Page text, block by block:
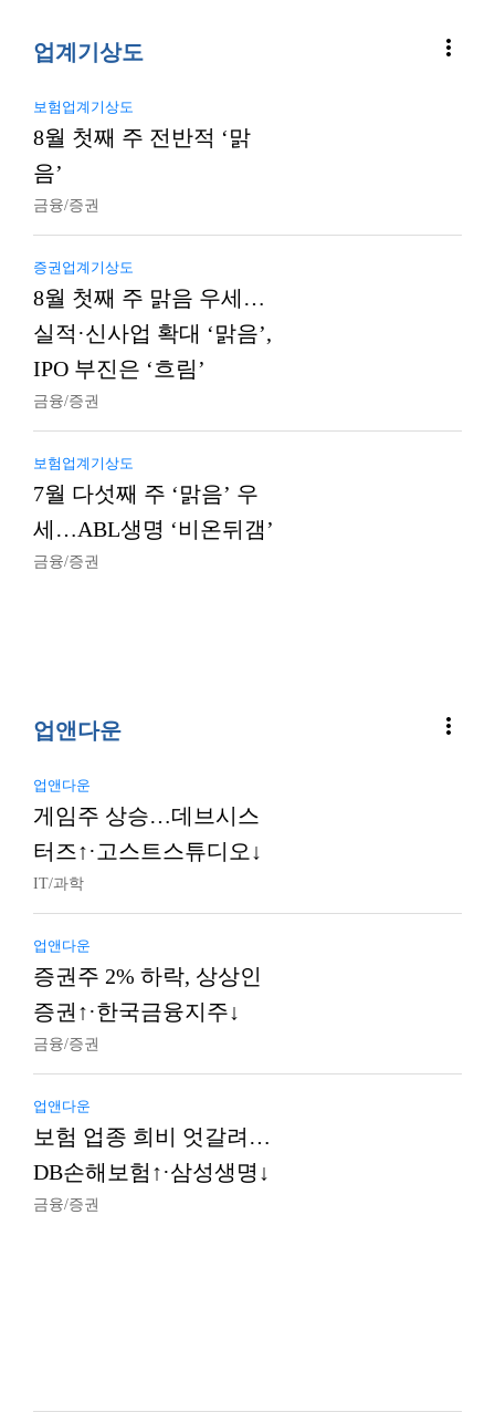
업계기상도 more_vert
보험업계기상도
8월 첫째 주 전반적 ‘맑
음’
금융/증권
증권업계기상도
8월 첫째 주 맑음 우세…
실적·신사업 확대 ‘맑음’,
IPO 부진은 ‘흐림’
금융/증권
보험업계기상도
7월 다섯째 주 ‘맑음’ 우
세…ABL생명 ‘비온뒤갬’
금융/증권
업앤다운 more_vert
업앤다운
게임주 상승…데브시스
터즈↑·고스트스튜디오↓
IT/과학
업앤다운
증권주 2% 하락, 상상인
증권↑·한국금융지주↓
금융/증권
업앤다운
보험 업종 희비 엇갈려…
DB손해보험↑·삼성생명↓
금융/증권